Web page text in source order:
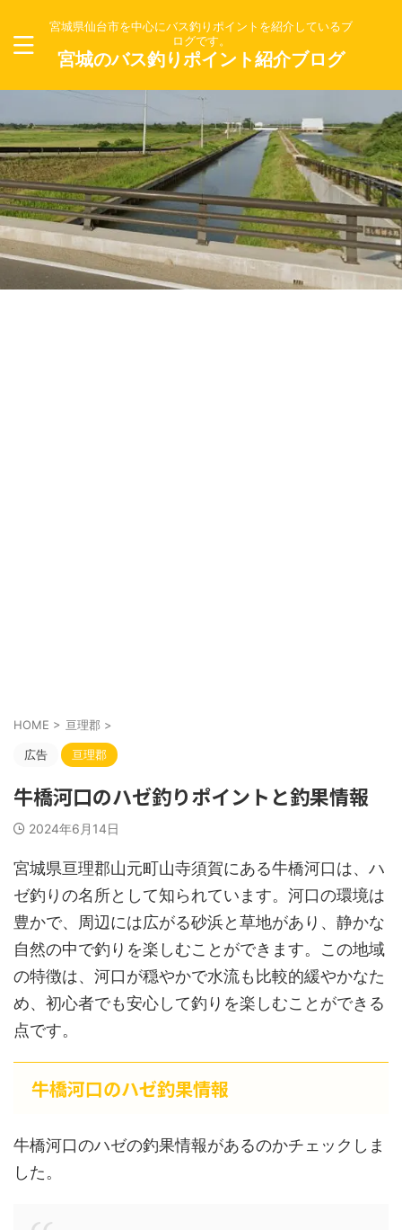
宮城県仙台市を中心にバス釣りポイントを紹介しているブ
ログです。
宮城のバス釣りポイント紹介ブログ
HOME > 亘理郡 >
広告 亘理郡
牛橋河口のハゼ釣りポイントと釣果情報
2024年6月14日
宮城県亘理郡山元町山寺須賀にある牛橋河口は、ハ
ゼ釣りの名所として知られています。河口の環境は
豊かで、周辺には広がる砂浜と草地があり、静かな
自然の中で釣りを楽しむことができます。この地域
の特徴は、河口が穏やかで水流も比較的緩やかなた
め、初心者でも安心して釣りを楽しむことができる
点です。
牛橋河口のハゼ釣果情報
牛橋河口のハゼの釣果情報があるのかチェックしま
した。